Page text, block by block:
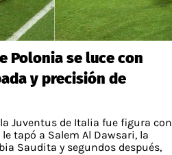
Polonia se luce con
y precisión de
Juventus de Italia fue figura con
tapó a Salem Al Dawsari, la
Saudita y segundos después,